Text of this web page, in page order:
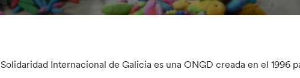
Solidaridad Internacional de Galicia es una ONGD creada en el 1996